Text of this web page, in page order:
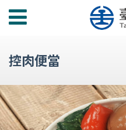
功
單
控肉便當